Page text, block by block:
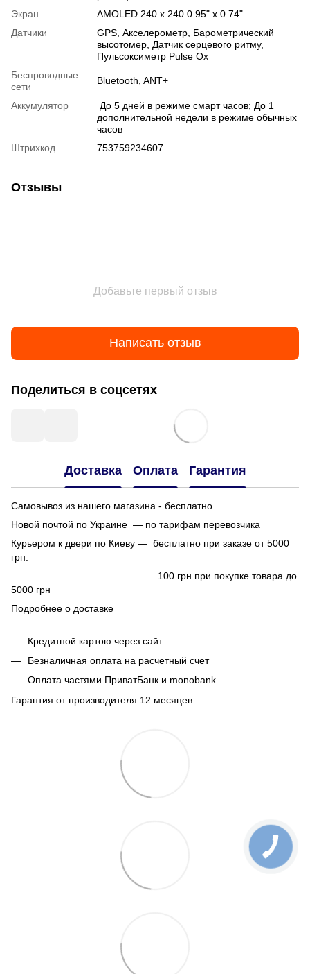
Экран
AMOLED 240 x 240 0.95" x 0.74"
Датчики
GPS Акселерометр Барометрический
высотомер Датчик серцевого ритму,
Пульсоксиметр Pulse Ox
Беспроводные
сети
Bluetooth ANT+
Аккумулятор
До 5 дней в режиме смарт часов; До 1
дополнительной недели в режиме обычных
часов
Штрихкод
753759234607
Отзывы
Добавьте первый отзыв
Написать отзыв
Поделиться в соцсетях
Доставка Оплата Гарантия
Самовывоз из нашего магазина - бесплатно
Новой почтой по Украине — по тарифам перевозчика
Курьером к двери по Киеву — бесплатно при заказе от 5000
грн.
100 грн при покупке товара до
5000 грн
Подробнее о доставке
Кредитной картою через сайт
Безналичная оплата на расчетный счет
Оплата частями ПриватБанк и monobank
Гарантия от производителя 12 месяцев